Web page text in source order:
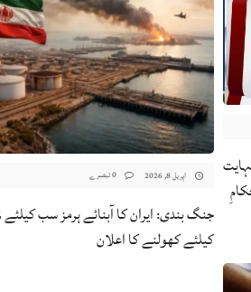
اپریل 8, 2026
کیلئے کھولنے کا اعلان